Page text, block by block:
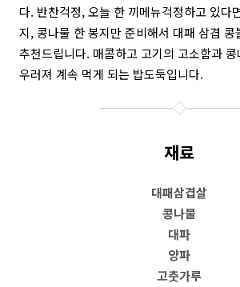
다. 반찬걱정, 오늘 한 끼메뉴걱정하고 있다
지, 콩나물 한 봉지만 준비해서 대패 삼겹 콩
추천드립니다. 매콤하고 고기의 고소함과
우러져 계속 먹게 되는 밥도둑입니다.
재료
대패삼겹살
콩나물
대파
양파
고춧가루